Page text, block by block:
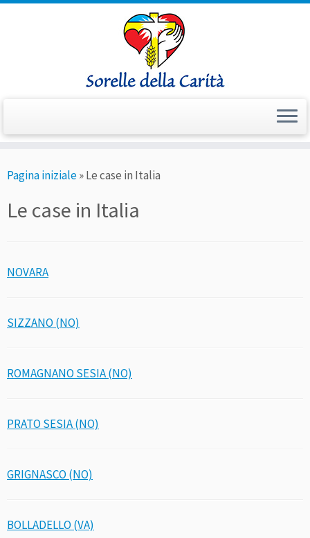
alPagina iniziale»Le case in Italia
Le case in Italia
NOVARA
SIZZANO (NO)
ROMAGNANO SESIA (NO)
PRATO SESIA (NO)
GRIGNASCO (NO)
BOLLADELLO (VA)